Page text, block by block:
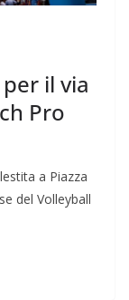
il via
Pro
a Piazza
del Volleyball